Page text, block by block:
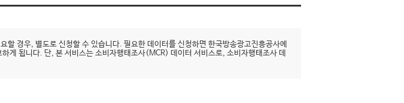
할 경우, 별도로 신청할 수 있습니다. 필요한 데이터를 신청하면 한국방송광고진흥공사에
게 됩니다. 단, 본 서비스는 소비자행태조사(MCR) 데이터 서비스로, 소비자행태조사 데